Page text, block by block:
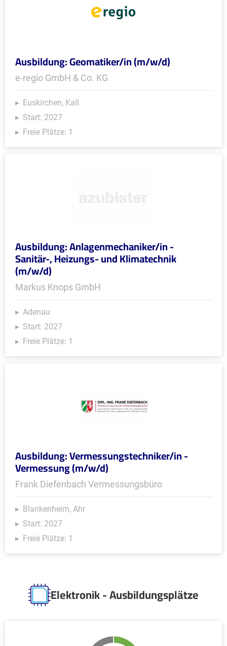
Ausbildung: Geomatiker/in (m/w/d)
e-regio GmbH & Co. KG
Euskirchen, Kall
Start: 2027
Freie Plätze: 1
Ausbildung: Anlagenmechaniker/in -
Sanitär-, Heizungs- und Klimatechnik
(m/w/d)
Markus Knops GmbH
Adenau
Start: 2027
Freie Plätze: 1
Ausbildung: Vermessungstechniker/in -
Vermessung (m/w/d)
Frank Diefenbach Vermessungsbüro
Blankenheim, Ahr
Start: 2027
Freie Plätze: 1
Elektronik - Ausbildungsplätze